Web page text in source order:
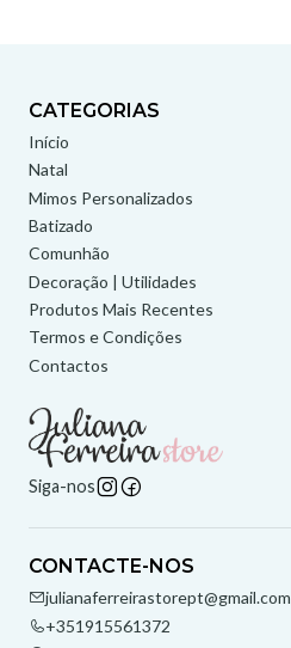
CATEGORIAS
Início
Natal
Mimos Personalizados
Batizado
Comunhão
Decoração | Utilidades
Produtos Mais Recentes
Termos e Condições
Contactos
Siga-nos
CONTACTE-NOS
julianaferreirastorept@gmail.com
+351915561372